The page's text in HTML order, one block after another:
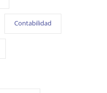
Contabilidad